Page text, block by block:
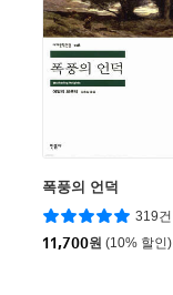
폭풍의 언덕
319건
11,700원 (10% 할인)